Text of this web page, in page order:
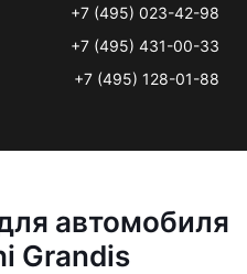
+7 (495) 023-42-98
+7 (495) 431-00-33
+7 (495) 128-01-88
автомобиля
Grandis